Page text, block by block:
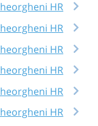
HR
HR
HR
HR
HR
HR